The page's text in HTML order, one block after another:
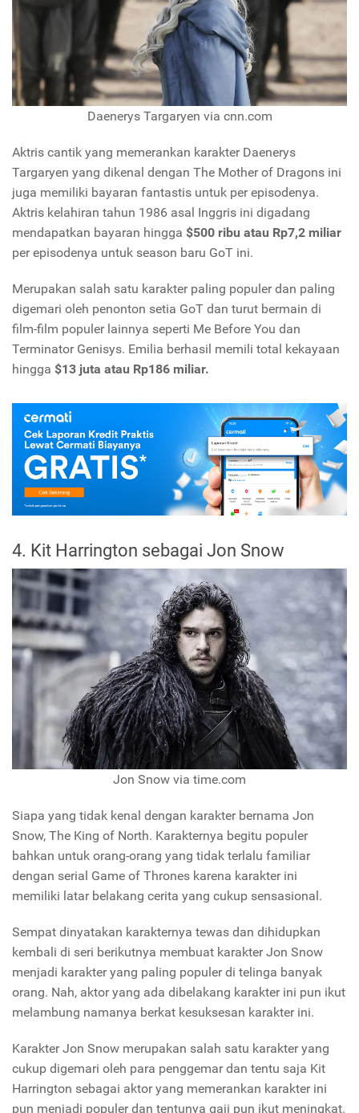
Daenerys Targaryen via cnn.com
Aktris cantik yang memerankan karakter Daenerys
Targaryen yang dikenal dengan The Mother of Dragons ini
juga memiliki bayaran fantastis untuk per episodenya.
Aktris kelahiran tahun 1986 asal Inggris ini digadang
mendapatkan bayaran hingga $500 ribu atau Rp7,2 miliar
per episodenya untuk season baru GoT ini.
Merupakan salah satu karakter paling populer dan paling
digemari oleh penonton setia GoT dan turut bermain di
film-film populer lainnya seperti Me Before You dan
Terminator Genisys. Emilia berhasil memili total kekayaan
hingga $13 juta atau Rp186 miliar.
4. Kit Harrington sebagai Jon Snow
Jon Snow via time.com
Siapa yang tidak kenal dengan karakter bernama Jon
Snow, The King of North. Karakternya begitu populer
bahkan untuk orang-orang yang tidak terlalu familiar
dengan serial Game of Thrones karena karakter ini
memiliki latar belakang cerita yang cukup sensasional.
Sempat dinyatakan karakternya tewas dan dihidupkan
kembali di seri berikutnya membuat karakter Jon Snow
menjadi karakter yang paling populer di telinga banyak
orang. Nah, aktor yang ada dibelakang karakter ini pun ikut
melambung namanya berkat kesuksesan karakter ini.
Karakter Jon Snow merupakan salah satu karakter yang
cukup digemari oleh para penggemar dan tentu saja Kit
Harrington sebagai aktor yang memerankan karakter ini
pun menjadi populer dan tentunya gaji pun ikut meningkat.